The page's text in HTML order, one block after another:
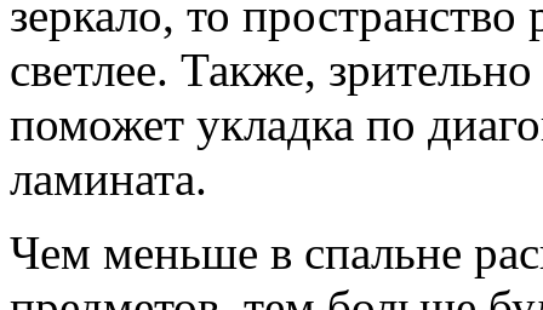
зеркало, то
светлее. Также,
поможет укладка по
ламината.
Чем меньше в спальне